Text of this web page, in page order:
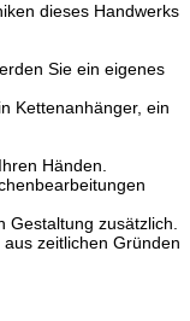
dieses Handwerks
Sie ein eigenes
Kettenanhänger, ein
Händen.
zusätzlich.
zeitlichen Gründen